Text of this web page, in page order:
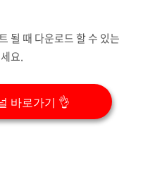
될 때 다운로드 할 수 있는
요.
바로가기 👌